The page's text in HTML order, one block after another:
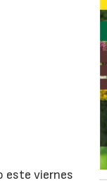
este viernes